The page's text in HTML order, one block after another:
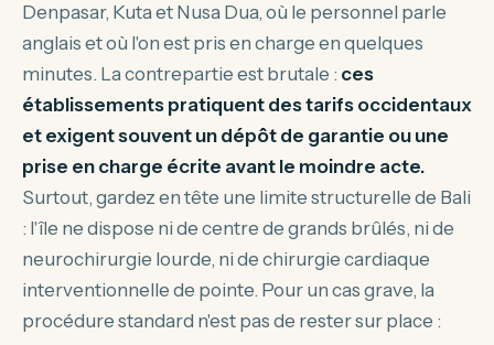
Denpasar, Kuta et Nusa Dua, où le personnel parle
anglais et où l'on est pris en charge en quelques
minutes. La contrepartie est brutale : ces
établissements pratiquent des tarifs occidentaux
et exigent souvent un dépôt de garantie ou une
prise en charge écrite avant le moindre acte.
Surtout, gardez en tête une limite structurelle de Bali
: l'île ne dispose ni de centre de grands brûlés, ni de
neurochirurgie lourde, ni de chirurgie cardiaque
interventionnelle de pointe. Pour un cas grave, la
procédure standard n'est pas de rester sur place :